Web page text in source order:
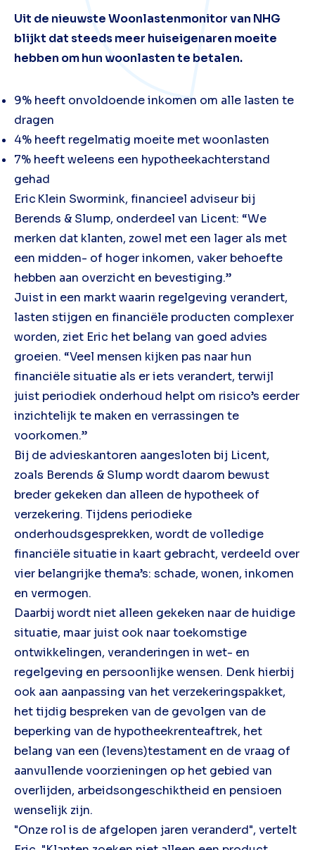
Uit de nieuwste Woonlastenmonitor van NHG
blijkt dat steeds meer huiseigenaren moeite
hebben om hun woonlasten te betalen.
9% heeft onvoldoende inkomen om alle lasten te
dragen
4% heeft regelmatig moeite met woonlasten
7% heeft weleens een hypotheekachterstand
gehad
Eric Klein Swormink, financieel adviseur bij
Berends & Slump, onderdeel van Licent: “We
merken dat klanten, zowel met een lager als met
een midden- of hoger inkomen, vaker behoefte
hebben aan overzicht en bevestiging.”
Juist in een markt waarin regelgeving verandert,
lasten stijgen en financiële producten complexer
worden, ziet Eric het belang van goed advies
groeien. “Veel mensen kijken pas naar hun
financiële situatie als er iets verandert, terwijl
juist periodiek onderhoud helpt om risico’s eerder
inzichtelijk te maken en verrassingen te
voorkomen.”
Bij de advieskantoren aangesloten bij Licent,
zoals Berends & Slump wordt daarom bewust
breder gekeken dan alleen de hypotheek of
verzekering. Tijdens periodieke
onderhoudsgesprekken, wordt de volledige
financiële situatie in kaart gebracht, verdeeld over
vier belangrijke thema’s: schade, wonen, inkomen
en vermogen.
Daarbij wordt niet alleen gekeken naar de huidige
situatie, maar juist ook naar toekomstige
ontwikkelingen, veranderingen in wet- en
regelgeving en persoonlijke wensen. Denk hierbij
ook aan aanpassing van het verzekeringspakket,
het tijdig bespreken van de gevolgen van de
beperking van de hypotheekrenteaftrek, het
belang van een (levens)testament en de vraag of
aanvullende voorzieningen op het gebied van
overlijden, arbeidsongeschiktheid en pensioen
wenselijk zijn.
"Onze rol is de afgelopen jaren veranderd", vertelt